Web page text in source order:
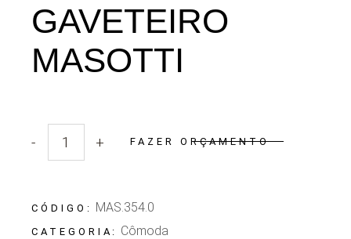
GAVETEIRO
MASOTTI
Quantidade Gaveteiro Masotti
- + FAZER ORÇAMENTO
CÓDIGO: MAS.354.0
CATEGORIA: Cômoda